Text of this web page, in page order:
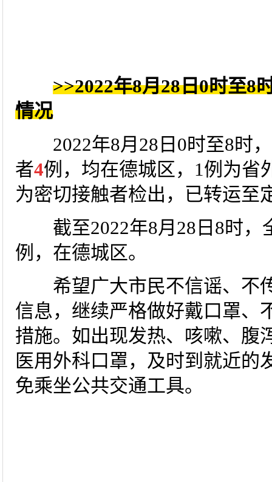
>>2022年8月28日0时至8
情况
2022年8月28日0时至8时，
者4例，均在德城区，1例为省
为密切接触者检出，已转运至
截至2022年8月28日8时，
例，在德城区。
希望广大市民不信谣、不
信息，继续严格做好戴口罩、
措施。如出现发热、咳嗽、腹
医用外科口罩，及时到就近的
免乘坐公共交通工具。